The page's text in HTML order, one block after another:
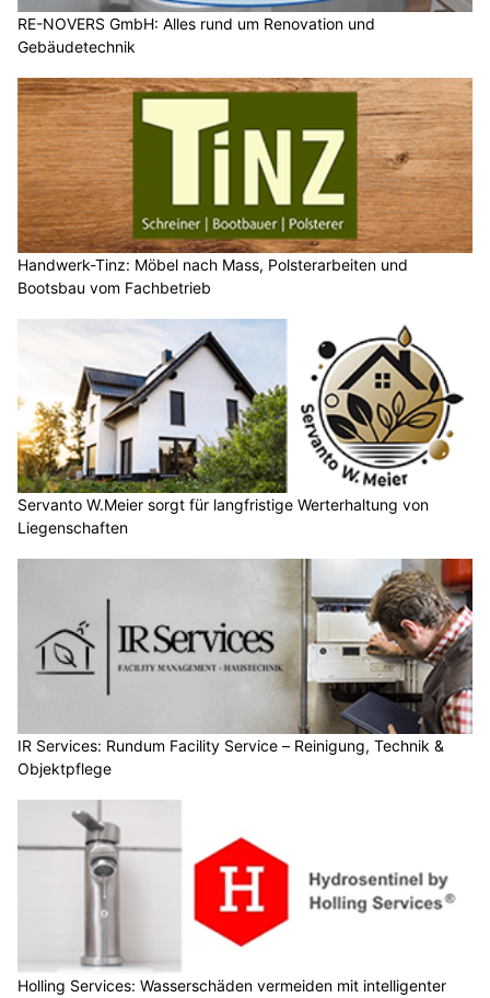
RE-NOVERS GmbH: Alles rund um Renovation und
Gebäudetechnik
Handwerk-Tinz: Möbel nach Mass, Polsterarbeiten und
Bootsbau vom Fachbetrieb
Servanto W.Meier sorgt für langfristige Werterhaltung von
Liegenschaften
IR Services: Rundum Facility Service – Reinigung, Technik &
Objektpflege
Holling Services: Wasserschäden vermeiden mit intelligenter